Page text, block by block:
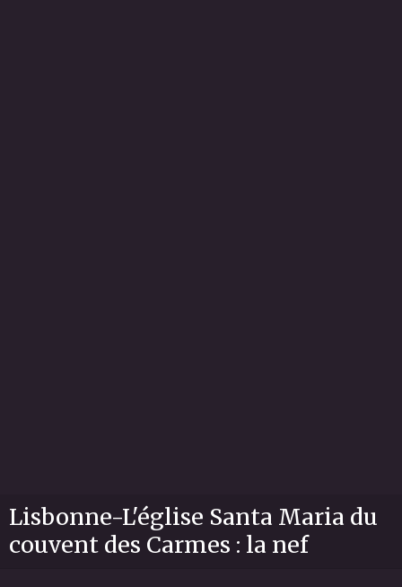
Lisbonne-L'église Santa Maria du
couvent des Carmes : la nef